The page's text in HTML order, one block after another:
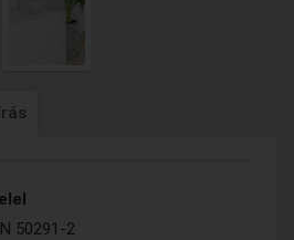
50291-2